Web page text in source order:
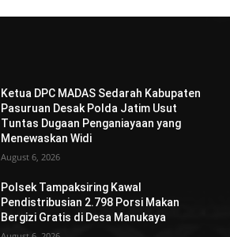
Ketua DPC MADAS Sedarah Kabupaten
Pasuruan Desak Polda Jatim Usut
Tuntas Dugaan Penganiayaan yang
Menewaskan Widi
August 6, 2026
Polsek Tampaksiring Kawal
Pendistribusian 2.798 Porsi Makan
Bergizi Gratis di Desa Manukaya